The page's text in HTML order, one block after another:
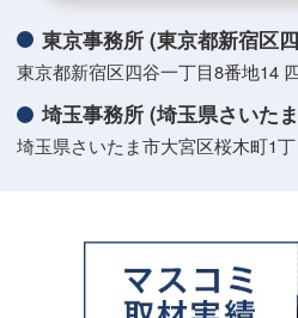
東京事務所 (東京都新宿区
東京都新宿区四谷一丁目8番地14
埼玉事務所 (埼玉県さいた
埼玉県さいたま市大宮区桜木町1